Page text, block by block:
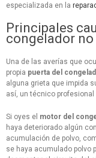
especializada en la
Principales
congelador
Una de las averías que
propia puerta del
alguna grieta que impida
así, un técnico
Si oyes el motor del
haya deteriorado algún
acumulación de polvo,
se haya acumulado polvo